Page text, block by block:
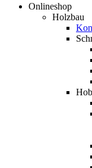
Onlineshop
Holzbau